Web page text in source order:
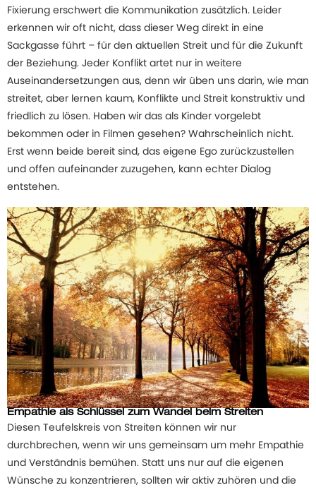
Fixierung erschwert die Kommunikation zusätzlich. Leider
erkennen wir oft nicht, dass dieser Weg direkt in eine
Sackgasse führt – für den aktuellen Streit und für die Zukunft
der Beziehung. Jeder Konflikt artet nur in weitere
Auseinandersetzungen aus, denn wir üben uns darin, wie man
streitet, aber lernen kaum, Konflikte und Streit konstruktiv und
friedlich zu lösen. Haben wir das als Kinder vorgelebt
bekommen oder in Filmen gesehen? Wahrscheinlich nicht.
Erst wenn beide bereit sind, das eigene Ego zurückzustellen
und offen aufeinander zuzugehen, kann echter Dialog
entstehen.
Empathie als Schlüssel zum Wandel beim Streiten
Diesen Teufelskreis von Streiten können wir nur
durchbrechen, wenn wir uns gemeinsam um mehr Empathie
und Verständnis bemühen. Statt uns nur auf die eigenen
Wünsche zu konzentrieren, sollten wir aktiv zuhören und die